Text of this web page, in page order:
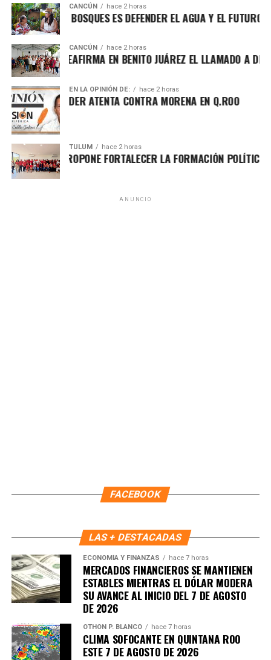
Asimismo, explicó que la gira informativa responde al
llamado de fortalecer la defensa de la soberanía nacional
frente a expresiones que, dijo, promueven posturas
postura de la presidenta Claudia Sheinbaum de mantener
traicionar al pueblo”deben seguir guiando la vida pública
CANCÚN hace 2 horas
LOS BOSQUES ES DEFENDER EL AGUA Y EL FUTURO DE
CANCÚN hace 2 horas
MARÍN REAFIRMA EN BENITO JUÁREZ EL LLAMADO A
EN LA OPINIÓN DE: hace 2 horas
POR EL PODER ATENTA CONTRA MORENA EN Q.ROO
TULUM hace 2 horas
ALDAY PROPONE FORTALECER LA FORMACIÓN POLÍTICA
ANUNCIO
FACEBOOK
LAS + DESTACADAS
ECONOMÍA Y FINANZAS hace 7 horas
MERCADOS FINANCIEROS SE MANTIENEN
ESTABLES MIENTRAS EL DÓLAR MODERA
SU AVANCE AL INICIO DEL 7 DE AGOSTO
DE 2026
OTHON P. BLANCO hace 7 horas
CLIMA SOFOCANTE EN QUINTANA ROO
ESTE 7 DE AGOSTO DE 2026